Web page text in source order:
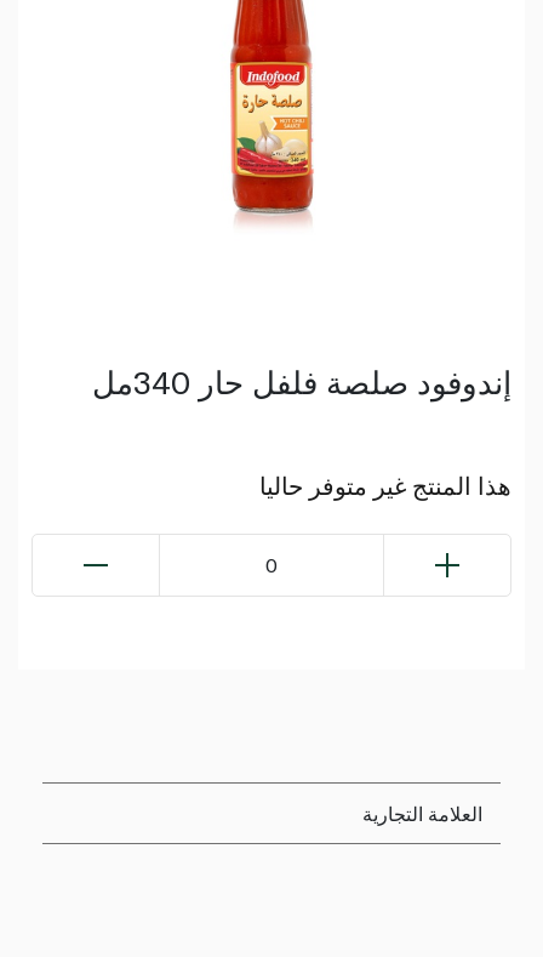
إندوفود صلصة فلفل حار 340مل
هذا المنتج غير متوفر حاليا
0
العلامة التجارية